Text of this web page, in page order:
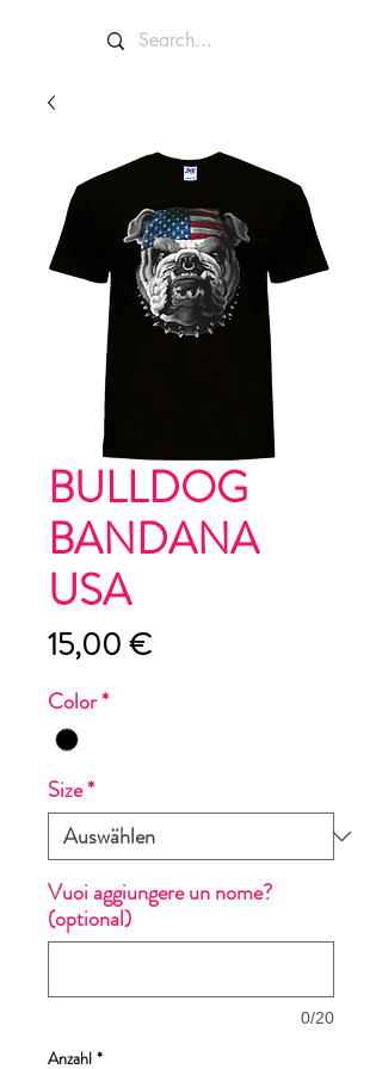
BULLDOG
BANDANA
USA
15,00 €Preis
Color*
Size*
Vuoi aggiungere un nome?
(optional)
0/20
Anzahl *